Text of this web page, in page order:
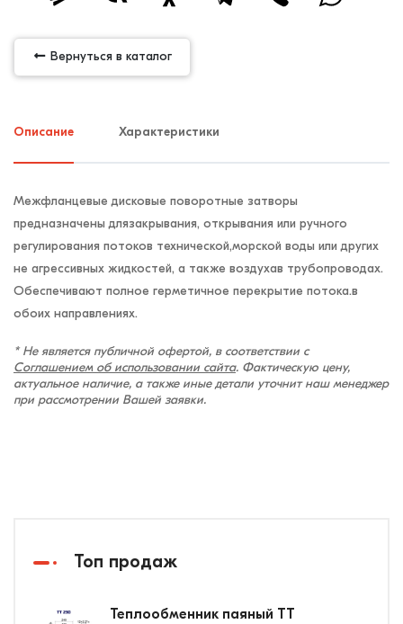
Вернуться в каталог
Описание Характеристики
Межфланцевые дисковые поворотные затворы
предназначены длязакрывания, открывания или ручного
регулирования потоков технической,морской воды или других
не агрессивных жидкостей, а также воздухав трубопроводах.
Обеспечивают полное герметичное перекрытие потока.в
обоих направлениях.
* Не является публичной офертой, в соответствии с
Соглашением об использовании сайта. Фактическую цену,
актуальное наличие, а также иные детали уточнит наш менеджер
при рассмотрении Вашей заявки.
Топ продаж
Теплообменник паяный ТТ